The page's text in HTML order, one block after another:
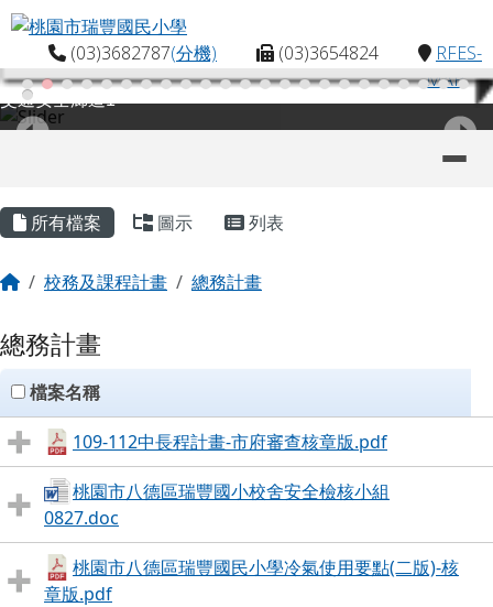
跳至主內容區
桃園市瑞豐國民小學
(03)3682787(分機) (03)3654824
RFES-
MAP
交通安全廊道1
主內容區域
所有檔案 圖示 列表
回首頁校務及課程計畫 總務計畫
總務計畫
clickAll
檔案名稱
109-112中長程計畫-市府審查核章版.pdf
桃園市八德區瑞豐國小校舍安全檢核小組
0827.doc
桃園市八德區瑞豐國民小學冷氣使用要點(二版)-核
章版.pdf
頁尾區域